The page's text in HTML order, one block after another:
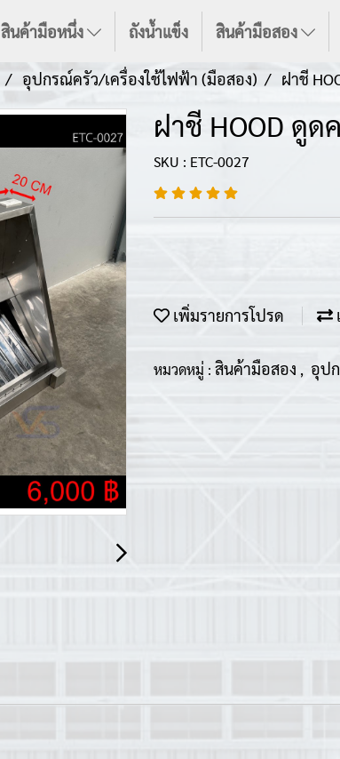
สินค้ามือหนึ่ง ถังน้ำแข็ง สินค้ามือสอง
อุปกรณ์ครัว/เครื่องใช้ไฟฟ้า (มือสอง) ฝาชี
ฝาชี HOOD ดู
SKU : ETC-0027
เพิ่มรายการโปรด
หมวดหมู่ : สินค้ามือสอง , อุป